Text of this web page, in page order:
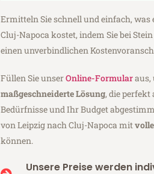
Ermitteln Sie schnell und einfach,
Cluj-Napoca kostet, indem Sie bei
einen unverbindlichen
Füllen Sie unserOnline-Formularaus,
maßgeschneiderte Lösung, die
Bedürfnisse und Ihr Budget
von Leipzig nach Cluj-Napoca mit
können.
Unsere Preise werden